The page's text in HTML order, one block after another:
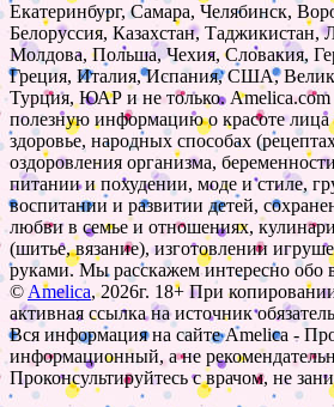
Екатеринбург, Самара, Челябинск,
Белоруссия, Казахстан, Таджикистан,
Молдова, Польша, Чехия, Словакия,
Греция, Италия, Испания, США,
Турция, ЮАР и не только.
полезную информацию о красоте лица
здоровье, народных способах
оздоровления организма,
питании и похудении, моде и стиле,
воспитании и развитии детей,
любви в семье и отношениях,
(шитье, вязание), изготовлении
руками. Мы расскажем интересно обо
© Amelica, 2026г. 18+ При
активная ссылка на источник
Вся информация на сайте Amelica -
информационный, а не
Проконсультируйтесь с врачом, не